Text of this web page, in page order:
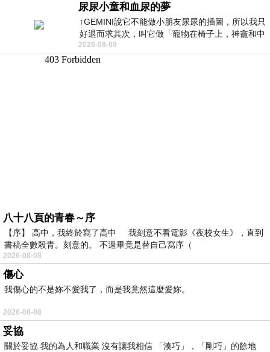
尿尿小童和血尿的夢
↑GEMINI說它不能做小朋友尿尿的插圖，所以我只
好退而求其次，叫它做「寵物在椅子上，神龕和中
年人臉孔」的畫了。 六月底
2026-08-08
八十八頁的青春～序
【序】 高中，我終於寫了高中 我刻意不看電影《夜校女生》，直到
書稿全數殺青。刻意的。 不過畢竟是替自己寫序（
2026-08-08
傷心
我傷心的不是妳不愛我了，而是我竟然這麼愛妳。
2026-08-08
妥協
關於妥協 我的為人和職業 沒有讓我相信 「湊巧」，「剛巧」的餘地